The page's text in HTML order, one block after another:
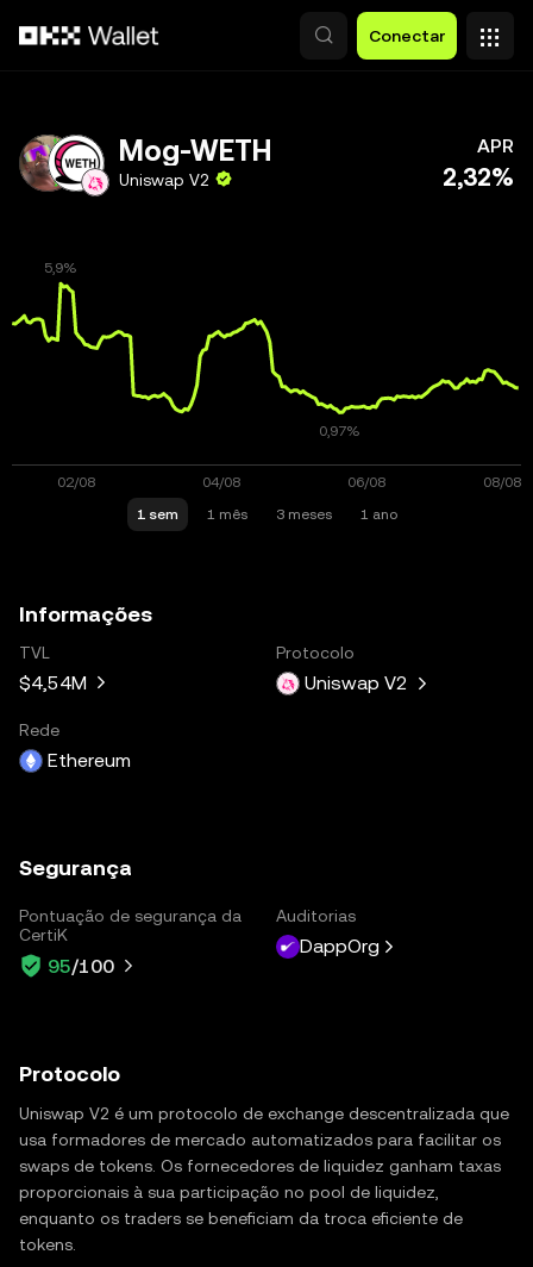
Conectar
Mog-WETH
Uniswap V2
APR
2,32%
1 sem 1 mês 3 meses 1 ano
Informações
TVL
$4,54M
Protocolo
Uniswap V2
Rede
Ethereum
Segurança
Pontuação de segurança da
CertiK
95/100
Auditorias
DappOrg
Protocolo
Uniswap V2 é um protocolo de exchange descentralizada que
usa formadores de mercado automatizados para facilitar os
swaps de tokens. Os fornecedores de liquidez ganham taxas
proporcionais à sua participação no pool de liquidez,
enquanto os traders se beneficiam da troca eficiente de
tokens.